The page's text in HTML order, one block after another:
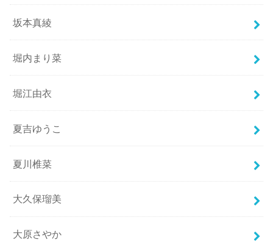
坂本真綾
堀内まり菜
堀江由衣
夏吉ゆうこ
夏川椎菜
大久保瑠美
大原さやか